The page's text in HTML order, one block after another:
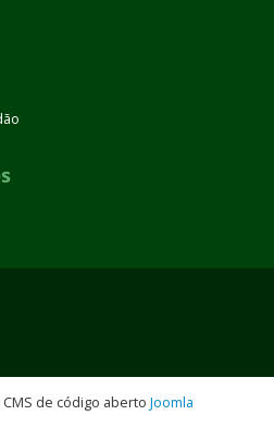
de código aberto Joomla